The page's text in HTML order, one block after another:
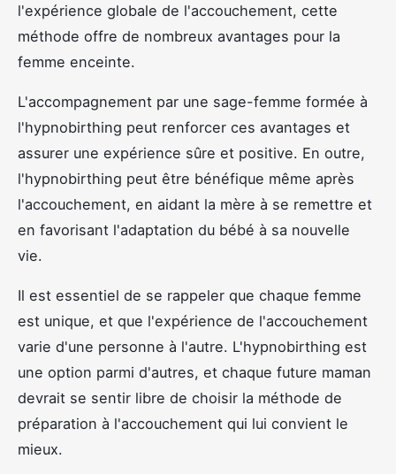
l'expérience globale de l'accouchement, cette
méthode offre de nombreux avantages pour la
femme enceinte.
L'accompagnement par une sage-femme formée à
l'hypnobirthing peut renforcer ces avantages et
assurer une expérience sûre et positive. En outre,
l'hypnobirthing peut être bénéfique même après
l'accouchement, en aidant la mère à se remettre et
en favorisant l'adaptation du bébé à sa nouvelle
vie.
Il est essentiel de se rappeler que chaque femme
est unique, et que l'expérience de l'accouchement
varie d'une personne à l'autre. L'hypnobirthing est
une option parmi d'autres, et chaque future maman
devrait se sentir libre de choisir la méthode de
préparation à l'accouchement qui lui convient le
mieux.